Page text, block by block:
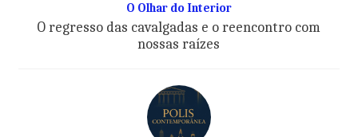
O Olhar do Interior
O regresso das cavalgadas e o reencontro com
nossas raízes